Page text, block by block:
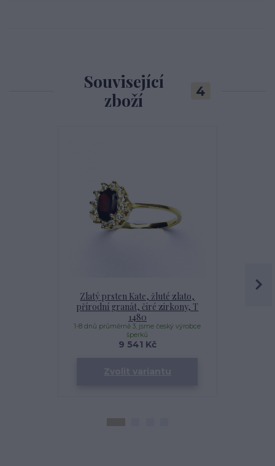
Související
zboží
4
Zlatý prsten Kate, žluté zlato,
přírodní granát, čiré zirkony, T
1480
9 541 Kč
1-8 dnů průměrně 3, jsme český výrobce
šperků